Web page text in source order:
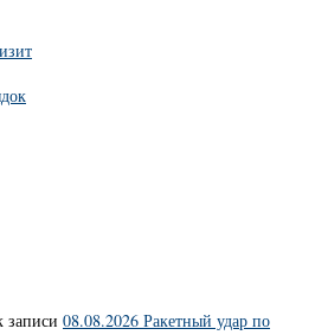
записи 08.08.2026 Ракетный удар по